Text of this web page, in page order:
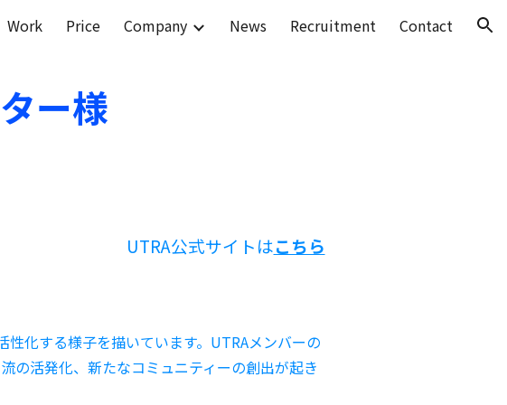
Skip to navigation
Work Price Company News Recruitment Contact
ー様
UTRA公式サイトはこちら
化する様子を描いています。UTRAメンバーの
の活発化、新たなコミュニティーの創出が起き